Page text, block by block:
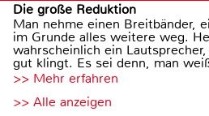
Die große Reduktion
Man nehme einen Breitbänder,
im Grunde alles weitere weg.
wahrscheinlich ein
gut klingt. Es sei denn, man
>> Mehr erfahren
>> Alle anzeigen